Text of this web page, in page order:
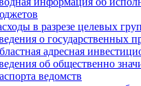
в разрезе целевых
о государственных
адресная
об общественно
ведомств